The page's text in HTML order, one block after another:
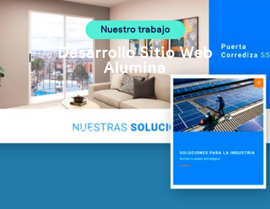
Nuestro trabajo
Desarrollo Sitio Web
Alumina
para: